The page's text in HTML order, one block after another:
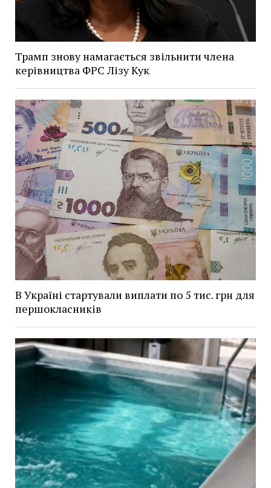
Трамп знову намагається звільнити члена
керівництва ФРС Лізу Кук
В Україні стартували виплати по 5 тис. грн для
першокласників